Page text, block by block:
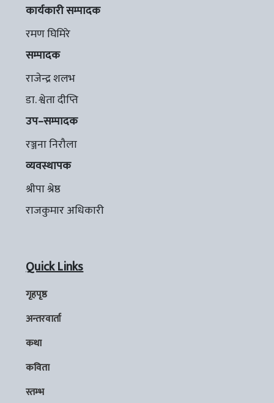
कार्यकारी सम्पादक
रमण घिमिरे
सम्पादक
राजेन्द्र शलभ
डा. श्वेता दीप्ति
उप–सम्पादक
रञ्जना निरौला
व्यवस्थापक
श्रीपा श्रेष्ठ
राजकुमार अधिकारी
Quick Links
गृहपृष्ठ
अन्तरवार्ता
कथा
कविता
स्तम्भ